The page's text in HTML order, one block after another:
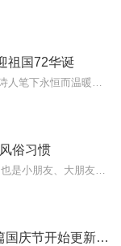
祖国72华诞
俗习惯
小猪屏蓬十二生肖神8 羊神篇国庆节开始更新啦！